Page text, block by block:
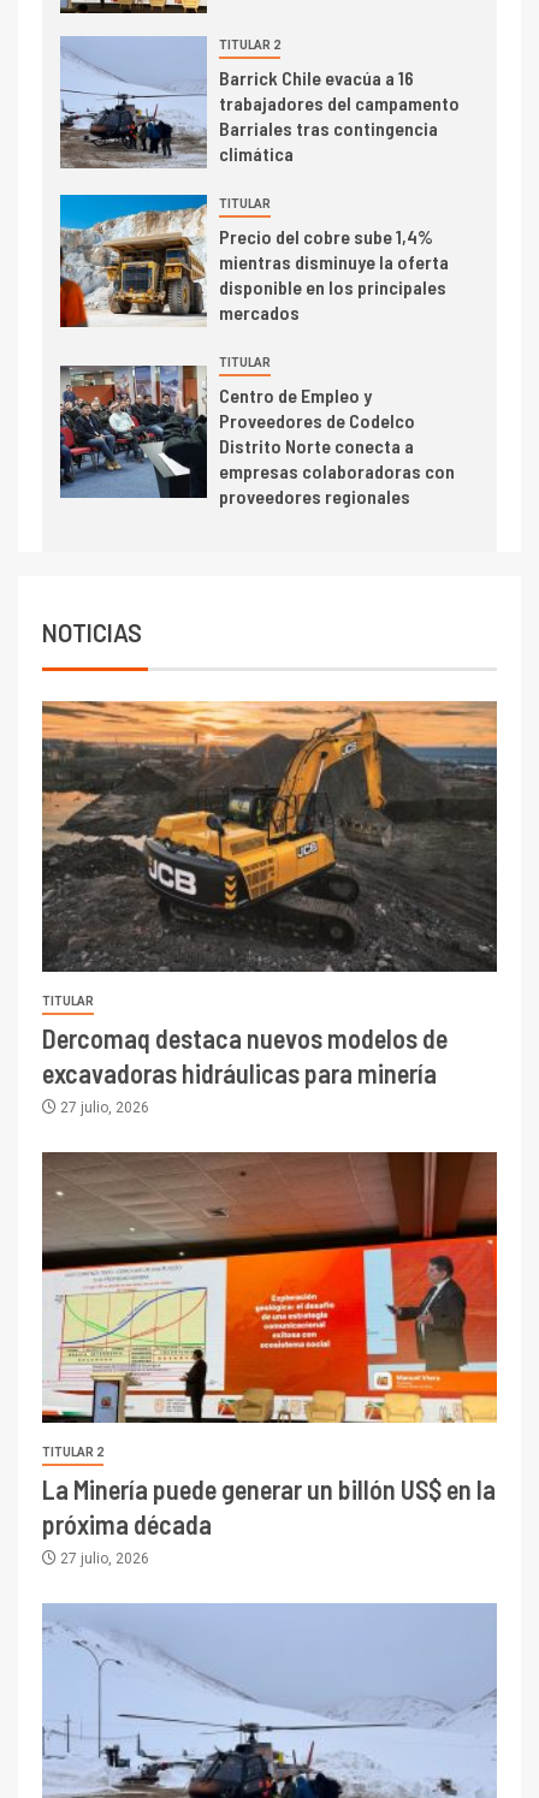
trimestre
I+D
Informe bimensual de
Cochilco: precio del cobre
alcanza máximos por escasez
5 I+D
Estudio revela cómo el precio
del cobre y educación superior
se relacionan en zonas
mineras
6 I+D
BHP proyecta producción de
cobre cercana a 2 millones de
toneladas tras récord en
Escondida
TITULAR 2
Barrick Chile evacúa a 16
trabajadores del campamento
Barriales tras contingencia
climática
TITULAR
Precio del cobre sube 1,4%
mientras disminuye la oferta
disponible en los principales
mercados
TITULAR
Centro de Empleo y
Proveedores de Codelco
Distrito Norte conecta a
empresas colaboradoras con
proveedores regionales
NOTICIAS
TITULAR
Dercomaq destaca nuevos modelos de
excavadoras hidráulicas para minería
27 julio, 2026
TITULAR 2
La Minería puede generar un billón US$ en la
próxima década
27 julio, 2026